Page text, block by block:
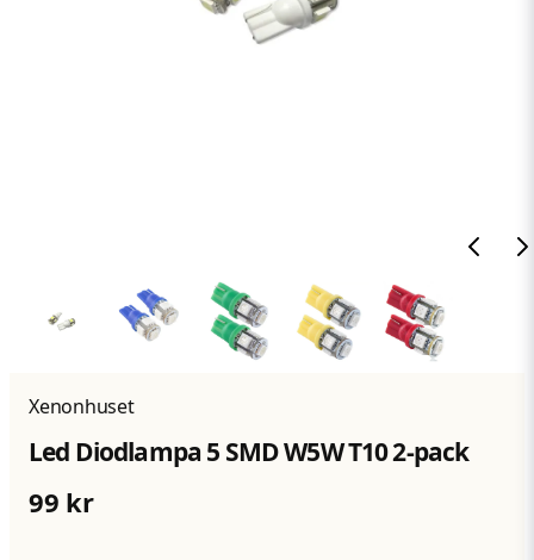
Xenonhuset
Led Diodlampa 5 SMD W5W T10 2-pack
99 kr